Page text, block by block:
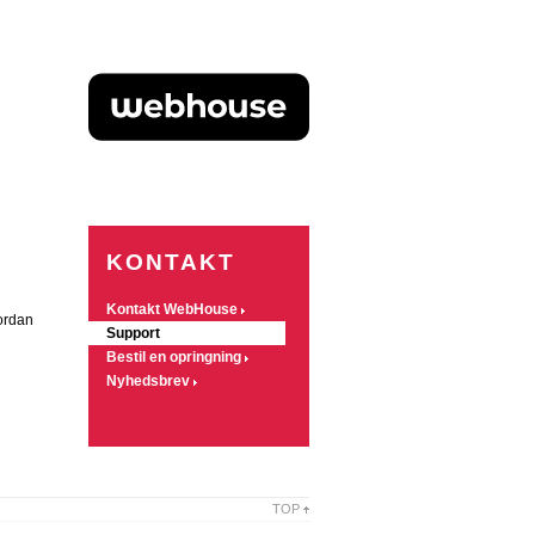
KONTAKT
Kontakt WebHouse
Support
Bestil en opringning
Nyhedsbrev
TOP